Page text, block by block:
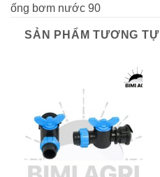
ống bơm nước 90
SẢN PHẨM TƯƠNG TỰ